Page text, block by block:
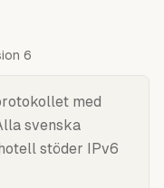
6
med
svenska
stöder IPv6